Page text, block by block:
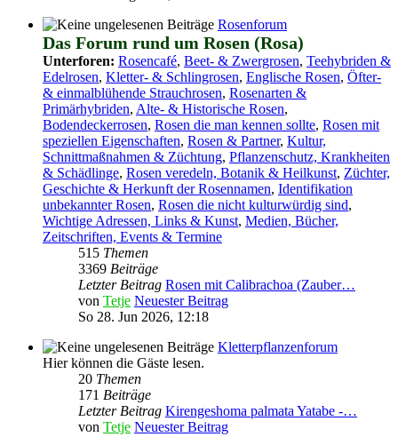
Rosenforum
Das Forum rund um Rosen (Rosa)
Unterforen: Rosencafé, Beet- & Zwergrosen, Teehybriden &
Edelrosen, Kletter- & Schlingrosen, Englische Rosen, Öfter-
& einmalblühende Strauchrosen, Rosenarten &
Primärhybriden, Alte- & Historische Rosen,
Bodendeckerrosen, Rosen die man kennen sollte, Rosen mit
speziellen Eigenschaften, Rosen & Partner, Kultur,
Schnittmaßnahmen & Züchtung, Pflanzenschutz, Krankheiten
& Schädlinge, Rosen veredeln, Botanik & Heilkunst, Züchter,
Geschichte & Herkunft der Rosennamen, Identifikation
unbekannter Rosen, Rosen die nicht kulturwürdig sind,
Wichtige Adressen, Links & Kunst, Medien, Bücher,
Zeitschriften, Events & Termine
515 Themen
3369 Beiträge
Letzter Beitrag Rosen mit Calibrachoa (Zauber…
von Tetje Neuester Beitrag
So 28. Jun 2026, 12:18
Kletterpflanzenforum
Hier können die Gäste lesen.
20 Themen
171 Beiträge
Letzter Beitrag Kirengeshoma palmata Yatabe -…
von Tetje Neuester Beitrag